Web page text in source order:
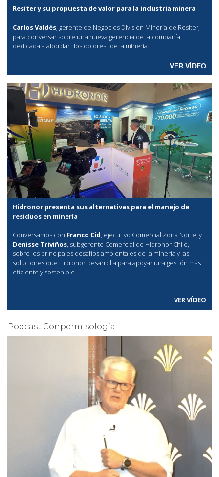
Resiter y su propuesta de valor para la industria minera
Carlos Valdés, gerente de Negocios División Minería de Resiter,
para conversar sobre una nueva gerencia de la compañía
dedicada a abordar "los dolores" de la minería.
VER VÍDEO
Hidronor presenta sus alternativas para el manejo de
residuos en minería
Conversamos con Franco Cid, ejecutivo Comercial Zona Norte, y
Denisse Triviños, subgerente Comercial de Hidronor Chile,
sobre los principales desafíos ambientales de la minería y las
soluciones que Hidronor desarrolla para apoyar una gestión más
eficiente y sostenible.
VER VÍDEO
Podcast Conpermisología